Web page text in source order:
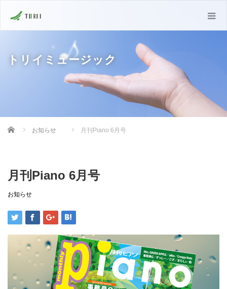
トリイミュージック
Home お知らせ 月刊Piano 6月号
月刊Piano 6月号
お知らせ